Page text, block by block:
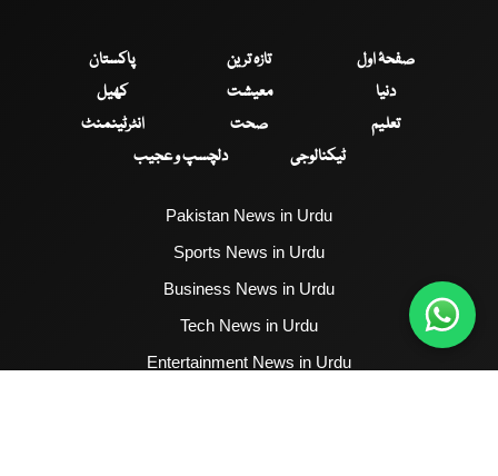
صفحۂ اول تازہ ترین
پاکستان
دنیا
معیشت
کھیل
تعلیم
صحت
انٹرٹینمنٹ
ٹیکنالوجی
دلچسپ و عجیب
Pakistan News in Urdu
Sports News in Urdu
Business News in Urdu
Tech News in Urdu
Entertainment News in Urdu